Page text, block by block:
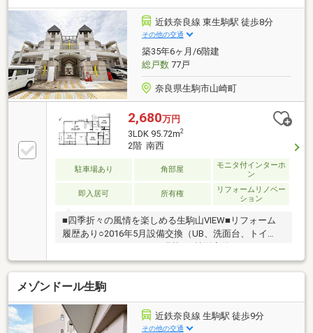
近鉄奈良線 東生駒駅 徒歩8分
その他の交通
築35年6ヶ月/6階建
総戸数77戸
奈良県生駒市山崎町
2,680万円
3LDK 95.72m2
2階 南西
駐車場あり 角部屋
モニタ付インターホ
ン
即入居可 所有権
リフォームリノベー
ション
■四季折々の風情を楽しめる生駒山VIEW■リフォーム
履歴あり○2016年5月設備交換（UB、洗面台、トイ
ーリング張替（LDK）○2025年6月クロス張替（玄関、
6帖洋室）○2025年11月給湯器交換■日照・通風良好■2
面採光で明るく広々とした約20.1帖LDK■小窓がある明
るいキッチンにはカップボードを配置し作業スペース
と収納力を確保■豊富な収納（約2.4帖WIC、押入、物
入等）■壁式構造のため室内に柱や梁の凸凹が少ない
メゾンドール生駒
近鉄奈良線 生駒駅 徒歩9分
その他の交通